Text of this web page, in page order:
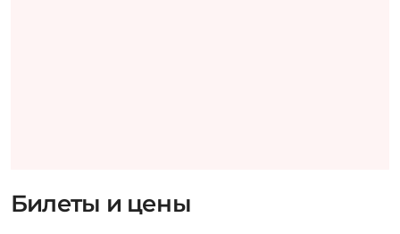
Билеты и цены